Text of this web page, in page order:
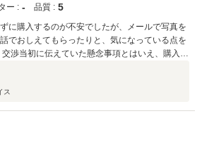
ー : ‐ 品質 : 5
に購入するのが不安でしたが、メールで写真を
でおしえてもらったりと、気になっている点を
渉当初に伝えていた懸念事項とはいえ、購入決
だくなど、対応がきちんとした店舗だと感じま
りました。
ス